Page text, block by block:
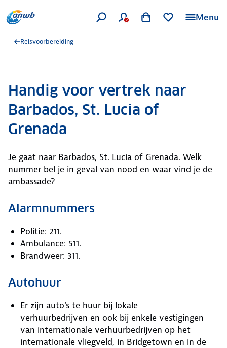
Menu
Reisvoorbereiding
Handig voor vertrek naar
Barbados, St. Lucia of
Grenada
Je gaat naar Barbados, St. Lucia of Grenada. Welk
nummer bel je in geval van nood en waar vind je de
ambassade?
Alarmnummers
Politie: 211.
Ambulance: 511.
Brandweer: 311.
Autohuur
Er zijn auto's te huur bij lokale
verhuurbedrijven en ook bij enkele vestigingen
van internationale verhuurbedrijven op het
internationale vliegveld, in Bridgetown en in de